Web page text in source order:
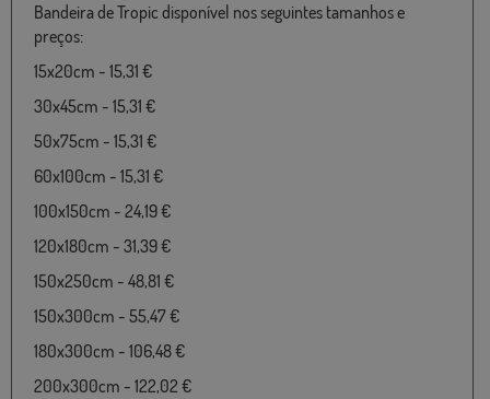
Bandeira de Tropic disponível nos seguintes tamanhos e
preços:
15x20cm - 15,31 €
30x45cm - 15,31 €
50x75cm - 15,31 €
60x100cm - 15,31 €
100x150cm - 24,19 €
120x180cm - 31,39 €
150x250cm - 48,81 €
150x300cm - 55,47 €
180x300cm - 106,48 €
200x300cm - 122,02 €